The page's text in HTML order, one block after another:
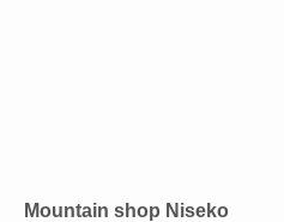
Mountain shop Niseko